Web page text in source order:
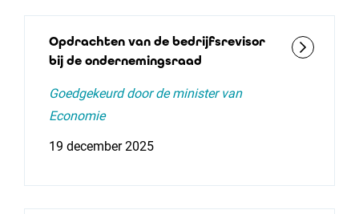
Opdrachten van de bedrijfsrevisor
bij de ondernemingsraad
Goedgekeurd door de minister van
Economie
19 december 2025